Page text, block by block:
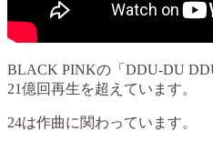
BLACK PINKの「DDU-DU
21億回再生を超えています。
24は作曲に関わっています。